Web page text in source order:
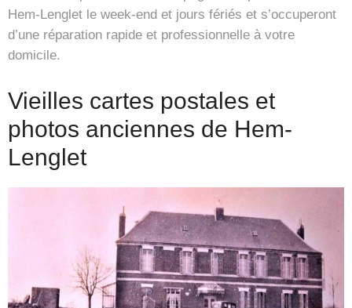
Hem-Lenglet le week-end et jours fériés et s’occuperont
d’une réparation rapide et professionnelle à votre
domicile.
Vieilles cartes postales et
photos anciennes de Hem-
Lenglet